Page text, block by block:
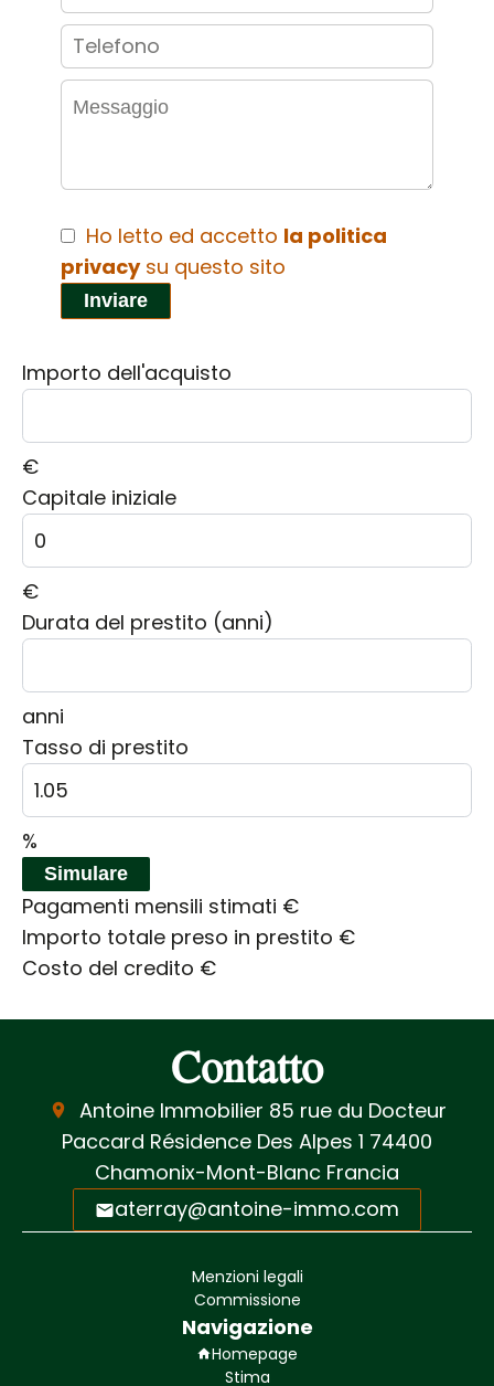
Ho letto ed accetto la politica
privacysu questo sito
Inviare
Importo dell'acquisto
€
Capitale iniziale
€
Durata del prestito (anni)
anni
Tasso di prestito
%
Simulare
Pagamenti mensili stimati €
Importo totale preso in prestito €
Costo del credito €
Contatto
Antoine Immobilier 85 rue du Docteur
Paccard Résidence Des Alpes 1 74400
Chamonix-Mont-Blanc Francia
aterray@antoine-immo.com
Menzioni legali
Commissione
Navigazione
Homepage
Stima